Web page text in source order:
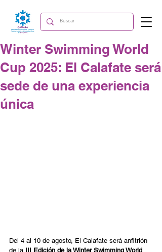
Winter Swimming World
Cup 2025: El Calafate será
sede de una experiencia
única
Del 4 al 10 de agosto, El Calafate será anfitrión
de la III Edición de la Winter Swimming World